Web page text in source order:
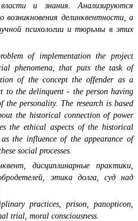
и знания. Анализируются
возникновения делинквентности, а
психологии и тюрьмы в этих
of implementation the project
phenomena, that puts the task of
of the concept the offender as a
to the delinquent - the person having
personality. The research is based
the historical connection of power
the ethical aspects of the historical
the influence of the appearance of
social processes.
дисциплинарные практики,
этика долга, суд над
practices, prison, panopticon,
trial, moral consciousness.